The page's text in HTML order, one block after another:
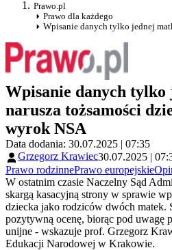
Prawo.pl
Prawo dla każdego
Wpisanie danych tylko jednej
Wpisanie danych
narusza tożsamości
wyrok NSA
Data dodania: 30.07.2025 | 07:35
Grzegorz Krawiec30.07.2025 |
Prawo rodzinnePrawo europejskie
W ostatnim czasie Naczelny Sąd
skargą kasacyjną strony w sprawie
dziecka jako rodziców dwóch matek.
pozytywną ocenę, biorąc pod uwagę
unijne - wskazuje prof. Grzegorz
Edukacji Narodowej w Krakowie.